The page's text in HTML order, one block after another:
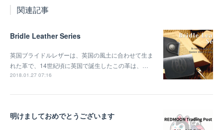
関連記事
Bridle Leather Series
英国ブライドルレザーは、英国の風土に合わせて生ま
れた革で、14世紀頃に英国で誕生したこの革は、…
2018.01.27 07:16
明けましておめでとうございます